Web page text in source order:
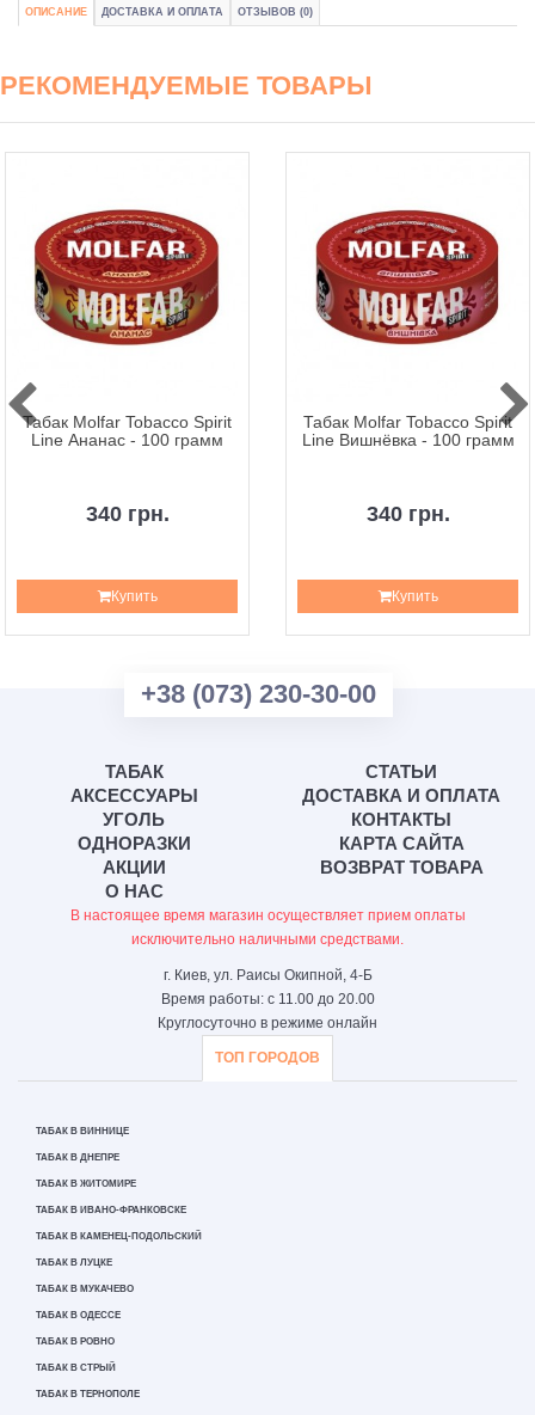
ОПИСАНИЕ ДОСТАВКА И ОПЛАТА ОТЗЫВОВ (0)
РЕКОМЕНДУЕМЫЕ ТОВАРЫ
Табак Molfar Tobacco Spirit
Line Ананас - 100 грамм
340 грн.
Купить
Табак Molfar Tobacco Spirit
Line Вишнёвка - 100 грамм
340 грн.
Купить
+38 (073) 230-30-00
ТАБАК
АКСЕССУАРЫ
УГОЛЬ
ОДНОРАЗКИ
АКЦИИ
О НАС
СТАТЬИ
ДОСТАВКА И ОПЛАТА
КОНТАКТЫ
КАРТА САЙТА
ВОЗВРАТ ТОВАРА
В настоящее время магазин осуществляет прием оплаты
исключительно наличными средствами.
г. Киев, ул. Раисы Окипной, 4-Б
Время работы: с 11.00 до 20.00
Круглосуточно в режиме онлайн
ТОП ГОРОДОВ
ТАБАК В ВИННИЦЕ
ТАБАК В ДНЕПРЕ
ТАБАК В ЖИТОМИРЕ
ТАБАК В ИВАНО-ФРАНКОВСКЕ
ТАБАК В КАМЕНЕЦ-ПОДОЛЬСКИЙ
ТАБАК В ЛУЦКЕ
ТАБАК В МУКАЧЕВО
ТАБАК В ОДЕССЕ
ТАБАК В РОВНО
ТАБАК В СТРЫЙ
ТАБАК В ТЕРНОПОЛЕ